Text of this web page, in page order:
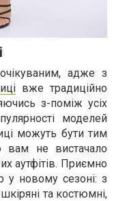
адже з
вже традиційно
з-поміж усіх
моделей
можуть бути тим
вам не вистачало
аутфітів. Приємно
у новому сезоні: з
та костюмні,